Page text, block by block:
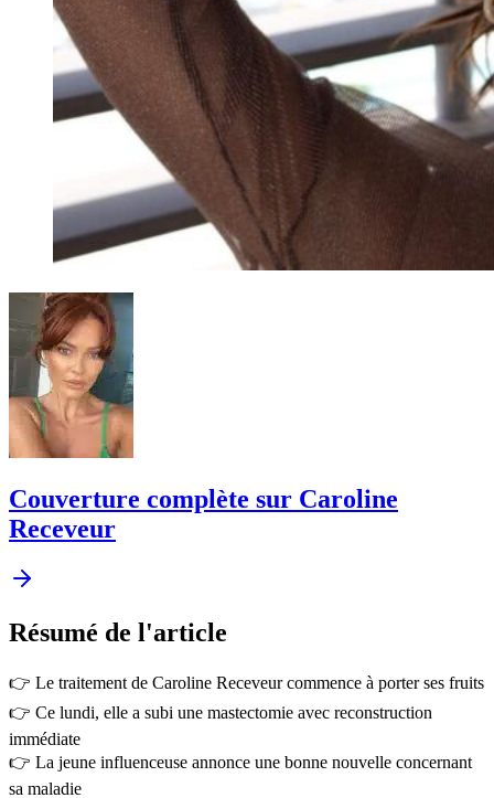
Couverture complète sur Caroline
Receveur
Résumé de l'article
👉 Le traitement de Caroline Receveur commence à porter ses fruits
👉 Ce lundi, elle a subi une mastectomie avec reconstruction
immédiate
👉 La jeune influenceuse annonce une bonne nouvelle concernant
sa maladie